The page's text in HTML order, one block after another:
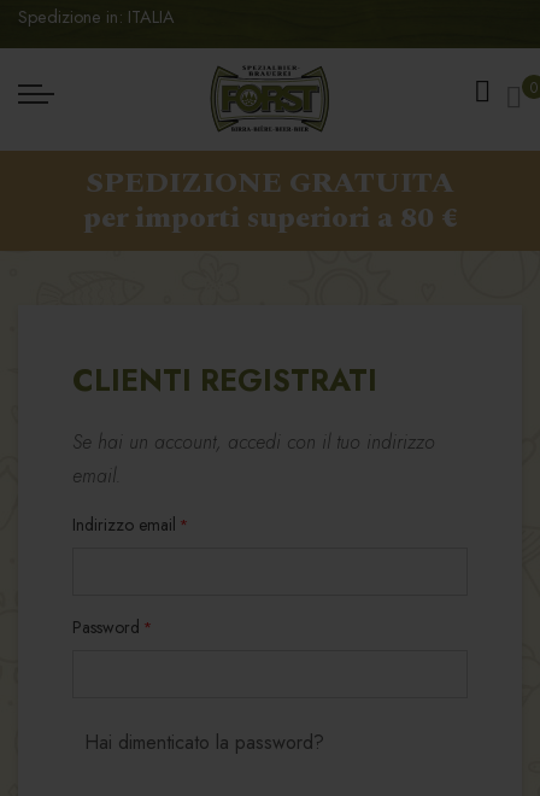
Spedizione in: ITALIA
0
SPEDIZIONE GRATUITA
per importi superiori a 80 €
CLIENTI REGISTRATI
Se hai un account, accedi con il tuo indirizzo
email.
Indirizzo email
Password
Hai dimenticato la password?